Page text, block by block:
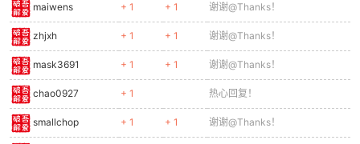
maiwens + 1 + 1 谢谢@Thanks！
zhjxh + 1 + 1 谢谢@Thanks！
mask3691 + 1 + 1 谢谢@Thanks！
chao0927 + 1 热心回复！
smallchop + 1 + 1 谢谢@Thanks！